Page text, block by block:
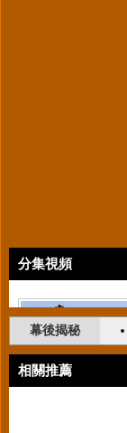
分集視頻
幕後揭秘
相關推薦